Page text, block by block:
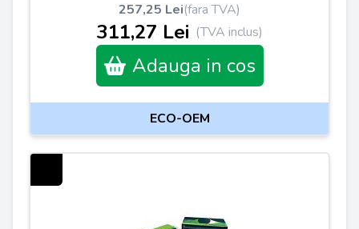
257,25 Lei(fara TVA)
311,27 Lei (TVA inclus)
Adauga in cos
ECO-OEM